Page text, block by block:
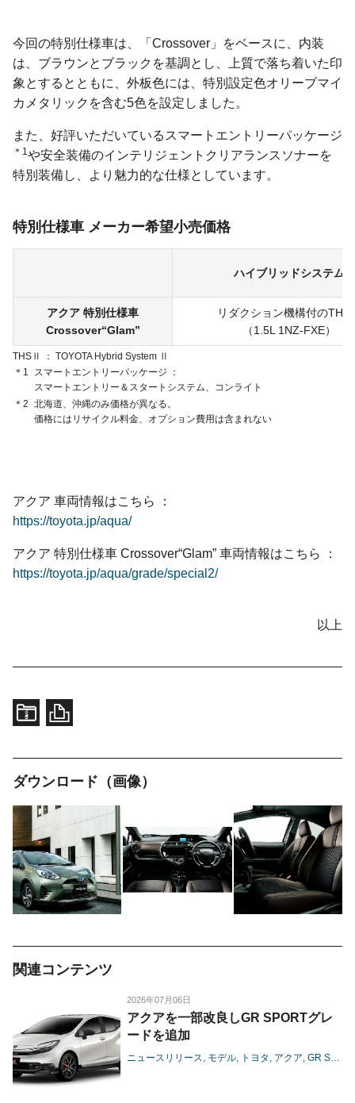
今回の特別仕様車は、「Crossover」をベースに、内装
は、ブラウンとブラックを基調とし、上質で落ち着いた印
象とするとともに、外板色には、特別設定色オリーブマイ
カメタリックを含む5色を設定しました。
また、好評いただいているスマートエントリーパッケージ
＊1や安全装備のインテリジェントクリアランスソナーを
特別装備し、より魅力的な仕様としています。
特別仕様車 メーカー希望小売価格
ハイブリッドシステム
アクア 特別仕様車
Crossover“Glam”
リダクション機構付の
（1.5L 1NZ-FXE）
THSⅡ
TOYOTA Hybrid System Ⅱ
＊1
スマートエントリーパッケージ
スマートエントリー＆スタートシステム、 コンライト
＊2 北海道、沖縄のみ価格が異なる。
価格にはリサイクル料金、オプション費用は含まれない
アクア 車両情報はこちら
https://toyota.jp/aqua/
アクア 特別仕様車 Crossover“Glam” 車両情報はこちら
https://toyota.jp/aqua/grade/special2/
以上
ダウンロード（画像）
関連コンテンツ
2026年07月06日
アクアを一部改良しGR SPORTグレ
ードを追加
ニュースリリース モデル トヨタ アクア GR SPORT